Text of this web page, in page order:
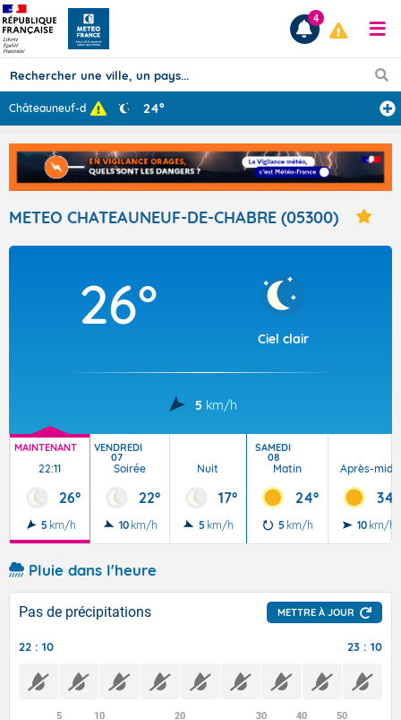
Prévisions
TOUS LES RÉSULTATS
Articles
4
Châteauneuf-de-... 24°
METEO CHATEAUNEUF-DE-CHABRE (05300)
26°
Ciel clair
5 km/h
MAINTENANT
22:11
26°
5 km/h
VENDREDI
07
Soirée
22°
10 km/h
Nuit
17°
5 km/h
SAMEDI
08
Matin
24°
5 km/h
Après-midi
34°
10 km/h
Pluie dans l'heure
Pas de précipitations METTRE À JOUR
22 : 10 23 : 10
5
10
20
30
40
50